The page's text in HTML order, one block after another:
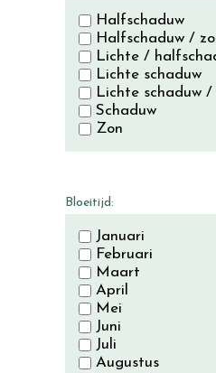
Halfschaduw
Halfschaduw /
Lichte /
Lichte schaduw
Lichte schaduw /
Schaduw
Zon
Bloeitijd:
Januari
Februari
Maart
April
Mei
Juni
Juli
Augustus